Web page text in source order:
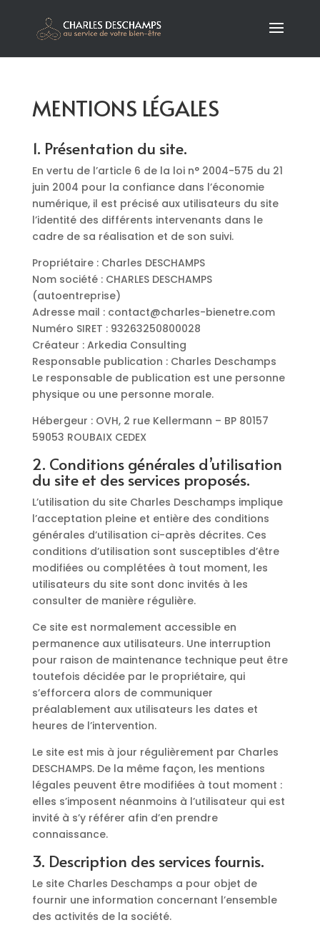
MENTIONS LÉGALES
1. Présentation du site.
En vertu de l’article 6 de la loi n° 2004-575 du 21
juin 2004 pour la confiance dans l’économie
numérique, il est précisé aux utilisateurs du site
l’identité des différents intervenants dans le
cadre de sa réalisation et de son suivi.
Propriétaire : Charles DESCHAMPS
Nom société : CHARLES DESCHAMPS
(autoentreprise)
Adresse mail : contact@charles-bienetre.com
Numéro SIRET : 93263250800028
Créateur : Arkedia Consulting
Responsable publication : Charles Deschamps
Le responsable de publication est une personne
physique ou une personne morale.
Hébergeur : OVH, 2 rue Kellermann – BP 80157
59053 ROUBAIX CEDEX
2. Conditions générales d’utilisation
du site et des services proposés.
L’utilisation du site Charles Deschamps implique
l’acceptation pleine et entière des conditions
générales d’utilisation ci-après décrites. Ces
conditions d’utilisation sont susceptibles d’être
modifiées ou complétées à tout moment, les
utilisateurs du site sont donc invités à les
consulter de manière régulière.
Ce site est normalement accessible en
permanence aux utilisateurs. Une interruption
pour raison de maintenance technique peut être
toutefois décidée par le propriétaire, qui
s’efforcera alors de communiquer
préalablement aux utilisateurs les dates et
heures de l’intervention.
Le site est mis à jour régulièrement par Charles
DESCHAMPS. De la même façon, les mentions
légales peuvent être modifiées à tout moment :
elles s’imposent néanmoins à l’utilisateur qui est
invité à s’y référer afin d’en prendre
connaissance.
3. Description des services fournis.
Le site Charles Deschamps a pour objet de
fournir une information concernant l’ensemble
des activités de la société.